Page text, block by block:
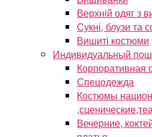
Верхній одяг з
Сукні, блузи та
Вишиті костюми
Индивидуальный
Корпоративная
Спецодежда
Костюмы
Вечерние,